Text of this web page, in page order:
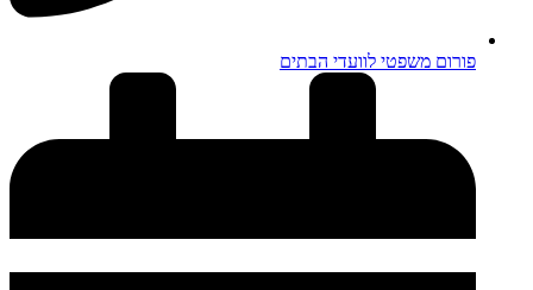
פורום משפטי לוועדי הבתים